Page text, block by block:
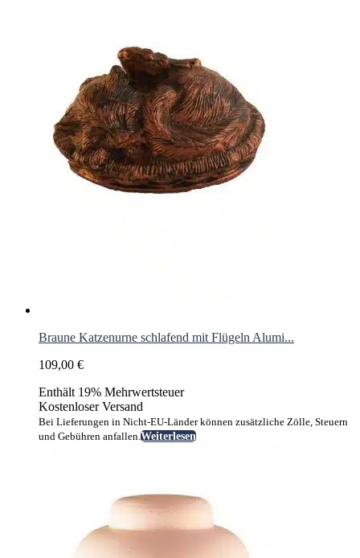
Braune Katzenurne schlafend mit Flügeln Alumi...
109,00 €
Enthält 19% Mehrwertsteuer
Kostenloser Versand
Bei Lieferungen in Nicht-EU-Länder können zusätzliche Zölle, Steuern
und Gebühren anfallen.Weiterlesen